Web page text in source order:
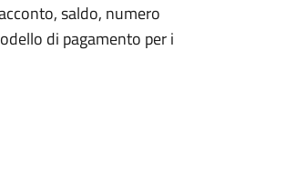
saldo, numero
di pagamento per i